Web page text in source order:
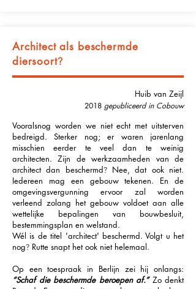
Architect als beschermde
diersoort?
Huib van Zeijl
2018 gepubliceerd in Cobouw
Vooralsnog worden we niet echt met uitsterven
bedreigd. Sterker nog; er waren jarenlang
misschien eerder te veel dan te weinig
architecten. Zijn de werkzaamheden van de
architect dan beschermd?Nee, dat ook niet.
Iedereen mag een gebouw tekenen. En de
omgevingsvergunning ervoor zal worden
verleend zolang het gebouw voldoet aan alle
wettelijke bepalingen van bouwbesluit,
bestemmingsplan en welstand.
Wél is de titel 'architect' beschermd. Volgt u het
nog? Rutte snapt het ook niet helemaal.
Op een toespraak in Berlijn zei hij onlangs:
“Schaf die beschermde beroepen af.” Zo denkt